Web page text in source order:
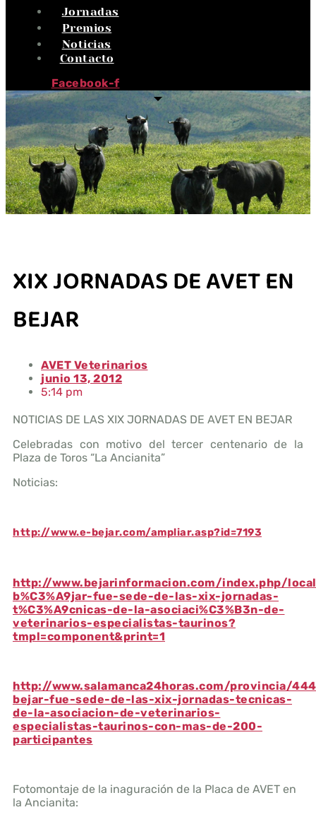
Jornadas
Premios
Noticias
Contacto
Facebook-f
XIX JORNADAS DE AVET EN
BEJAR
AVET Veterinarios
junio 13, 2012
5:14 pm
NOTICIAS DE LAS XIX JORNADAS DE AVET EN BEJAR
Celebradas con motivo del tercer centenario de la
Plaza de Toros “La Ancianita”
Noticias:
http://www.e-bejar.com/ampliar.asp?id=7193
http://www.bejarinformacion.com/index.php/
b%C3%A9jar-fue-sede-de-las-xix-jornadas-
t%C3%A9cnicas-de-la-asociaci%C3%B3n-de-
veterinarios-especialistas-taurinos?
tmpl=component&print=1
http://www.salamanca24horas.com/provincia/
bejar-fue-sede-de-las-xix-jornadas-tecnicas-
de-la-asociacion-de-veterinarios-
especialistas-taurinos-con-mas-de-200-
participantes
Fotomontaje de la inaguración de la Placa de AVET en
la Ancianita: